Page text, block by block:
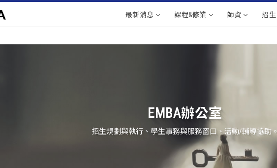
最新消息 課程&修業 師資 招生
EMBA辦公室
招生規劃與執行、學生事務與服務窗口、活動/輔導協助。